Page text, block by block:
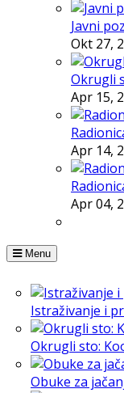
Javni
Okt 27,
Okrugli
Apr 15,
Apr 14,
Apr 04,
Istraživanje i
Okrugli sto:
Obuke za
Menu